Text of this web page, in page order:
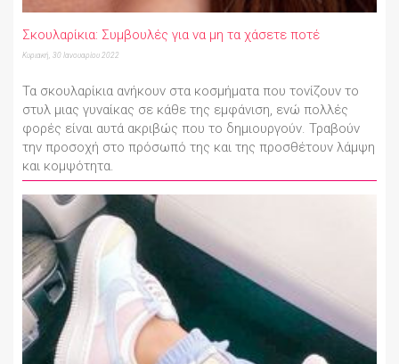
Σκουλαρίκια: Συμβουλές για να μη τα χάσετε ποτέ
Κυριακή, 30 Ιανουαρίου 2022
Τα σκουλαρίκια ανήκουν στα κοσμήματα που τονίζουν το
στυλ μιας γυναίκας σε κάθε της εμφάνιση, ενώ πολλές
φορές είναι αυτά ακριβώς που το δημιουργούν. Τραβούν
την προσοχή στο πρόσωπό της και της προσθέτουν λάμψη
και κομψότητα.